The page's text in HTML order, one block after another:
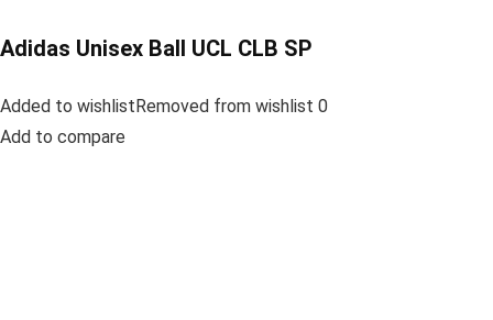
Adidas Unisex Ball UCL CLB SP
Added to wishlistRemoved from wishlist 0
Add to compare